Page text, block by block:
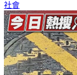
社會